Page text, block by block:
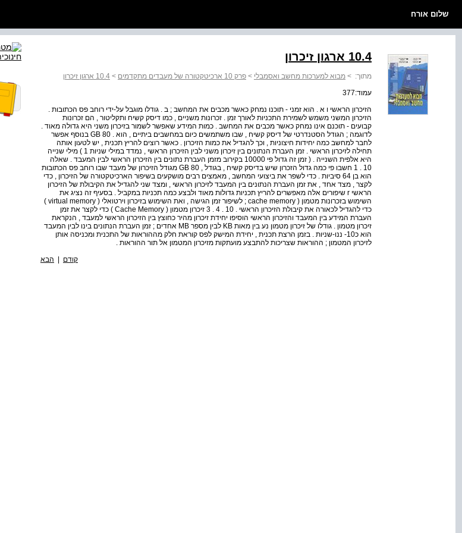
שלום אורח
10.4 ארגון זיכרון
מתוך: > מבוא למערכות מחשב ואסמבלי > פרק 10 ארכיטקטורה של מעבדים מתקדמים > 10.4 ארגון זיכרון
עמוד:377
הזיכרון הראשי ו א . הוא זמני - תוכנו נמחק כאשר מכבים את המחשב ; ב . גודלו מוגבל על-ידי רוחב פס הכתובות .
הזיכרון המשני משמש לשמירת התכניות לאורך זמן . זכרונות משניים , כמו דיסק קשיח ותקליטור , הם זכרונות
קבועים - תוכנם אינו נמחק כאשר מכבים את המחשב . כמות המידע שאפשר לשמור בזיכרון משני היא גדולה מאוד .
לדוגמה ; הגודל הסטנדרטי של דיסק קשיח , שבו משתמשים כיום במחשבים ביתיים , הוא . 80 GB בנוסף אפשר
לחבר למחשב כמה יחידות חיצוניות , וכך להגדיל את כמות הזיכרון . כאשר רוצים להריץ תכנית , יש לטעון אותה
תחילה לזיכרון הראשי . זמן העברת הנתונים בין זיכרון משני לבין הזיכרון הראשי , נמדד במילי שניות 1 ) מילי שנייה
היא אלפית השנייה . ( זמן זה גדול פי 10000 בקירוב מזמן העברת נתונים בין הזיכרון הראשי לבין המעבד . שאלה
10 . 1 חשבו פי כמה גדול הזכרון שיש בדיסק קשיח , בגודל , 80 GB מגודל הזיכרון של מעבד שבו רוחב פס הכתובות
הוא בן 64 סיביות . כדי לשפר את ביצועי המחשב , מאמצים רבים מושקעים בשיפור הארכיטקטורה של הזיכרון , כדי
לקצר , מצד אחד , את זמן העברת הנתונים בין המעבד לזיכרון הראשי , ומצד שני להגדיל את הקיבולת של הזיכרון
הראשי r שיפורים אלה מאפשרים להריץ תכניות גדולות מאוד ולבצע כמה תכניות במקביל . בסעיף זה נציג את
השימוש בזכרונות מטמון ( cache memory ; לשיפור זמן הגישה , ואת השימוש בזיכרון וירטואלי ( virtual memory )
כדי להגדיל לכאורה את קיבולת הזיכרון הראשי . 10 . 4 . 3 זיכרון מטמון ( Cache Memory ) כדי לקצר את זמן
העברת המידע בין המעבד והזיכרון הראשי הוסיפו יחידת זיכרון מהיר כחוצץ בין הזיכרון הראשי למעבד , הנקראת
זיכרון מטמון . גודלו של זיכרון מטמון נע בין מאות KB לבין מספר MB אחדים ; זמן העברת הנתונים בינו לבין המעבד
הוא כ10- ננו-שניות . בזמן הרצת תכנית , יחידת המישק לפס קוראת חלק מההוראות של התכנית ומכניסה אותן
לזיכרון המטמון ; ההוראות שצריכות להתבצע מועתקות מזיכרון המטמון אל תור ההוראות .
קודם | הבא